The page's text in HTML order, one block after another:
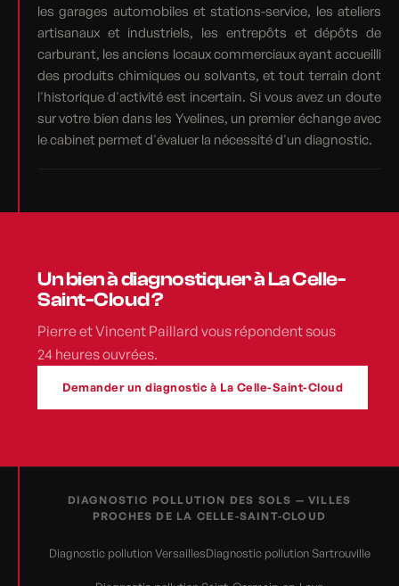
les garages automobiles et stations-service, les ateliers
artisanaux et industriels, les entrepôts et dépôts de
carburant, les anciens locaux commerciaux ayant accueilli
des produits chimiques ou solvants, et tout terrain dont
l'historique d'activité est incertain. Si vous avez un doute
sur votre bien dans les Yvelines, un premier échange avec
le cabinet permet d'évaluer la nécessité d'un diagnostic.
Un bien à diagnostiquer à La Celle-
Saint-Cloud ?
Pierre et Vincent Paillard vous répondent sous
24 heures ouvrées.
Demander un diagnostic à La Celle-Saint-Cloud
DIAGNOSTIC POLLUTION DES SOLS — VILLES
PROCHES DE LA CELLE-SAINT-CLOUD
Diagnostic pollution VersaillesDiagnostic pollution Sartrouville